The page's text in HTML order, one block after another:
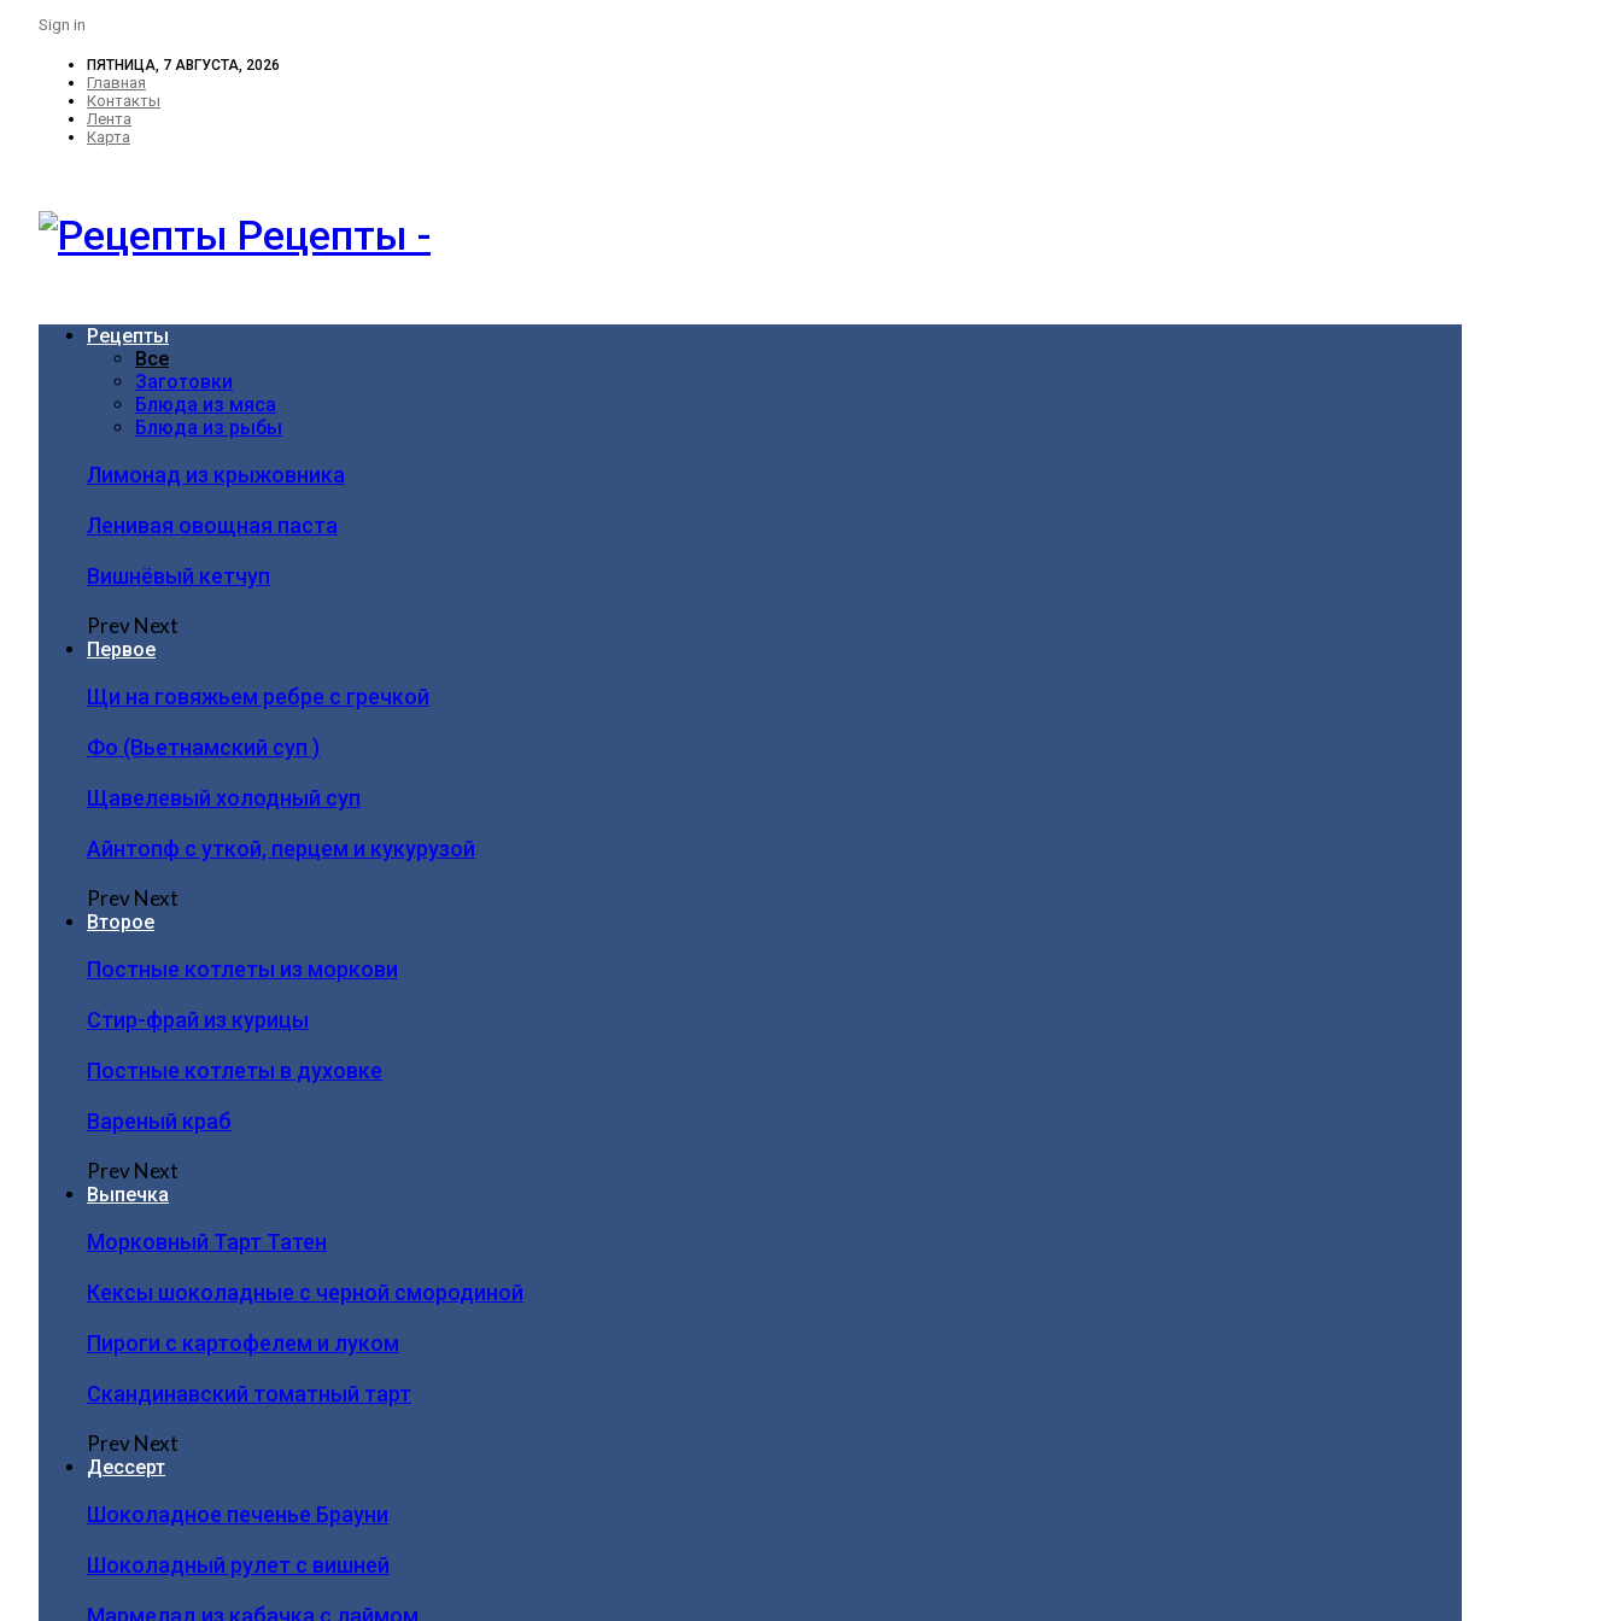
Sign in
ПЯТНИЦА, 7 АВГУСТА, 2026
Главная
Контакты
Лента
Карта
Рецепты -
Рецепты
Все
Заготовки
Блюда из мяса
Блюда из рыбы
Лимонад из крыжовника
Ленивая овощная паста
Вишнёвый кетчуп
PrevNext
Первое
Щи на говяжьем ребре с гречкой
Фо (Вьетнамский суп )
Щавелевый холодный суп
Айнтопф с уткой, перцем и кукурузой
PrevNext
Второе
Постные котлеты из моркови
Стир-фрай из курицы
Постные котлеты в духовке
Вареный краб
PrevNext
Выпечка
Морковный Тарт Татен
Кексы шоколадные с черной смородиной
Пироги c картофелем и луком
Скандинавский томатный тарт
PrevNext
Дессерт
Шоколадное печенье Брауни
Шоколадный рулет с вишней
Мармелад из кабачка с лаймом